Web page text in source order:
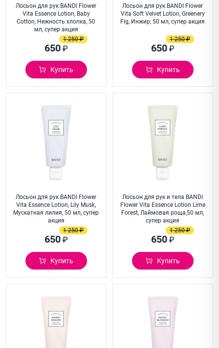
Лосьон для рук BANDI Flower
Vita Essence Lotion, Baby
Cotton, Нежность хлопка, 50
мл, супер акция
650₽
1 250 ₽
Купить
Лосьон для рук BANDI Flower
Vita Soft Velvet Lotion, Greenery
Fig, Инжир, 50 мл, супер акция
650₽
1 250 ₽
Купить
Лосьон для рук BANDI Flower
Vita Essence Lotion, Lily Musk,
Мускатная лилия, 50 мл, супер
акция
650₽
1 250 ₽
Купить
Лосьон для рук и тела BANDI
Flower Vita Essence Lotion Lime
Forest, Лаймовая роща,50 мл,
супер акция
650₽
1 250 ₽
Купить